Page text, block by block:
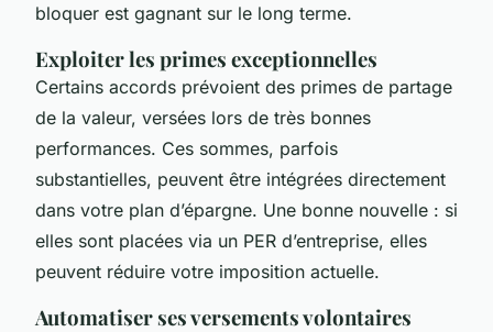
bloquer est gagnant sur le long terme.
Exploiter les primes exceptionnelles
Certains accords prévoient des primes de partage
de la valeur, versées lors de très bonnes
performances. Ces sommes, parfois
substantielles, peuvent être intégrées directement
dans votre plan d’épargne. Une bonne nouvelle : si
elles sont placées via un PER d’entreprise, elles
peuvent réduire votre imposition actuelle.
Automatiser ses versements volontaires